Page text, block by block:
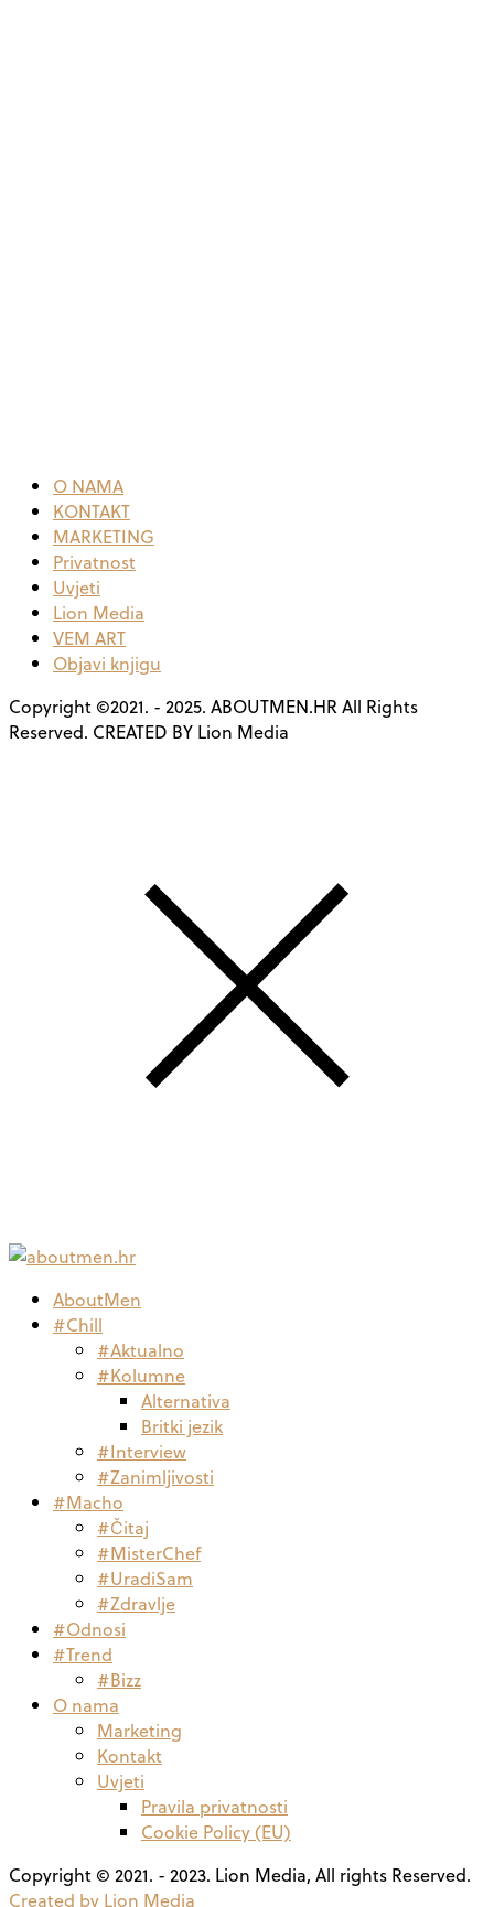
O NAMA
KONTAKT
MARKETING
Privatnost
Uvjeti
Lion Media
VEM ART
Objavi knjigu
Copyright ©2021. - 2025. ABOUTMEN.HR All Rights
Reserved. CREATED BY Lion Media
AboutMen
#Chill
#Aktualno
#Kolumne
Alternativa
Britki jezik
#Interview
#Zanimljivosti
#Macho
#Čitaj
#MisterChef
#UradiSam
#Zdravlje
#Odnosi
#Trend
#Bizz
O nama
Marketing
Kontakt
Uvjeti
Pravila privatnosti
Cookie Policy (EU)
Copyright © 2021. - 2023. Lion Media, All rights Reserved.
Created by Lion Media